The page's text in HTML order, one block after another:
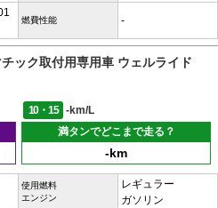
燃費性能 -
ック取付用専用車 ウェルライド
10・15
-km/L
満タンでどこまで走る？
-km
使用燃料
エンジン
レギュラー
ガソリン